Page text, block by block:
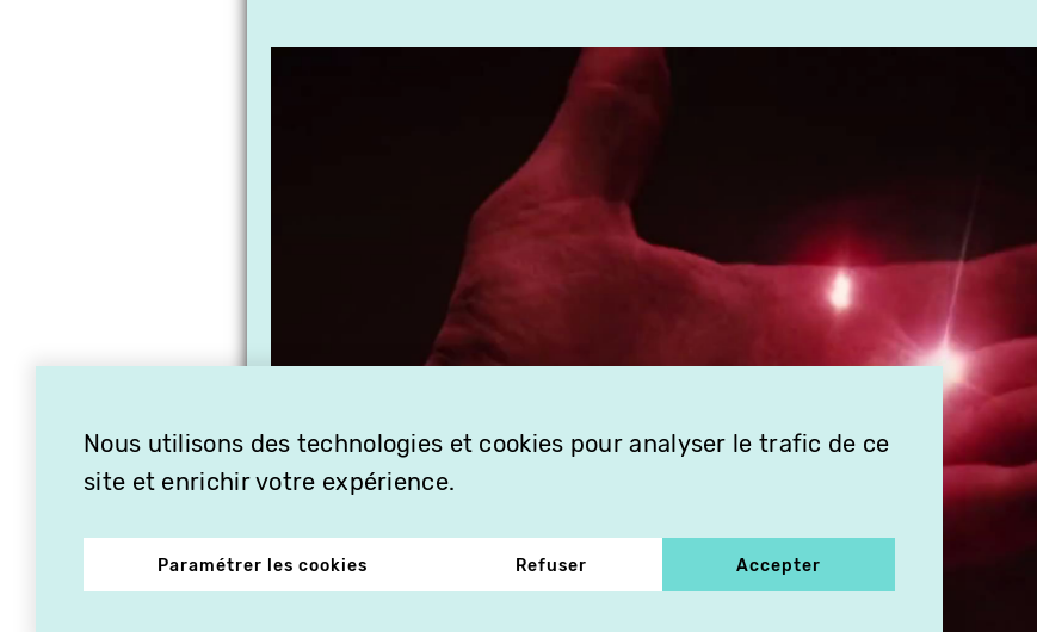
Nous utilisons des technologies et cookies pour analyser le trafic de ce
site et enrichir votre expérience.
Paramétrer les cookies Refuser Accepter